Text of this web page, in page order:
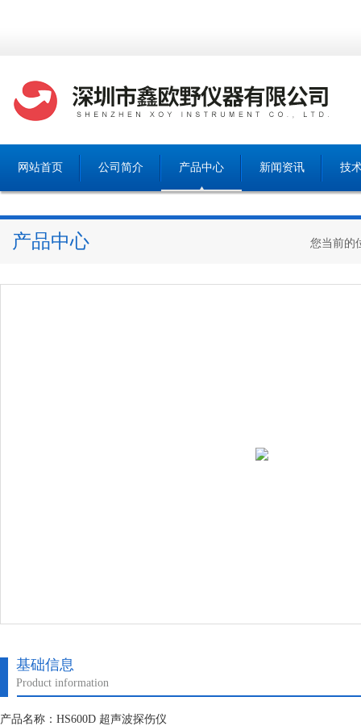
网站首页 公司简介 产品中心 新闻资讯 技
产品中心 您当前的
基础信息
Product information
产品名称：HS600D 超声波探伤仪